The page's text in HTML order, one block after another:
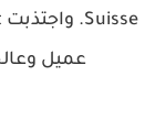
عميل وعالجت